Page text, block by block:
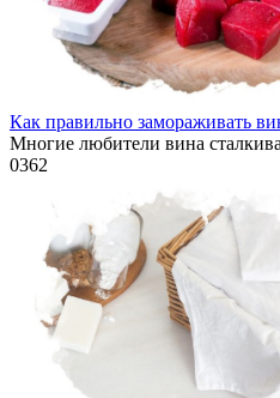
Как правильно замораживать
Многие любители вина
0362